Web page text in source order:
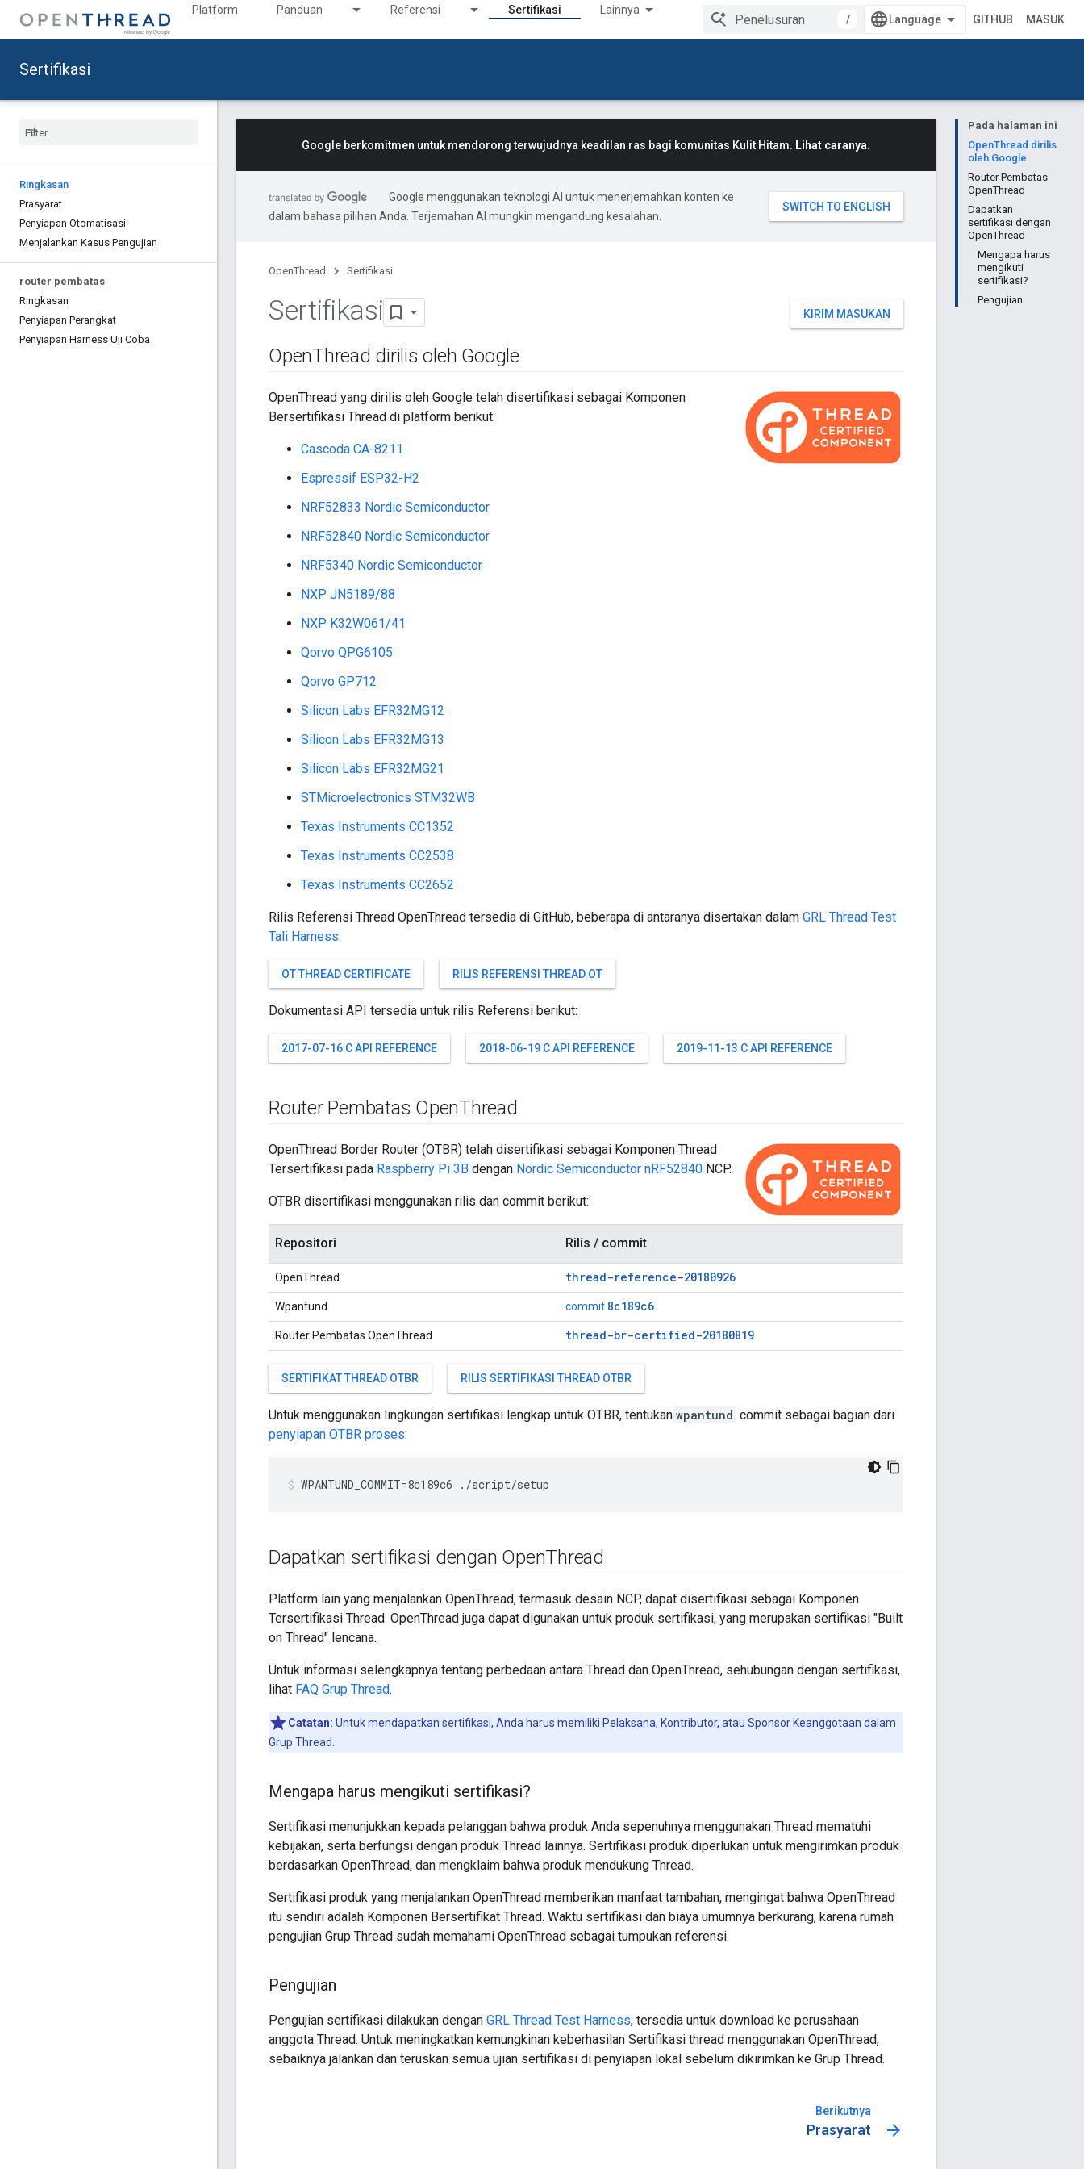
Platform Panduan Referensi Sertifikasi Lainnya
/ GITHUB MASUK
Sertifikasi
Ringkasan
Prasyarat
Penyiapan Otomatisasi
Menjalankan Kasus Pengujian
router pembatas
Ringkasan
Penyiapan Perangkat
Penyiapan Harness Uji Coba
Pada halaman ini
OpenThread dirilis
oleh Google
Router Pembatas
OpenThread
Dapatkan
sertifikasi dengan
OpenThread
Mengapa harus
mengikuti
sertifikasi?
Pengujian
Google berkomitmen untuk mendorong terwujudnya keadilan ras bagi komunitas Kulit Hitam. Lihat caranya.
Google menggunakan teknologi AI untuk menerjemahkan konten ke
dalam bahasa pilihan Anda. Terjemahan AI mungkin mengandung kesalahan.
OpenThread Sertifikasi
KIRIM MASUKAN
Sertifikasi
OpenThread dirilis oleh Google
OpenThread yang dirilis oleh Google telah disertifikasi sebagai Komponen
Bersertifikasi Thread di platform berikut:
Cascoda CA-8211
Espressif ESP32-H2
NRF52833 Nordic Semiconductor
NRF52840 Nordic Semiconductor
NRF5340 Nordic Semiconductor
NXP JN5189/88
NXP K32W061/41
Qorvo QPG6105
Qorvo GP712
Silicon Labs EFR32MG12
Silicon Labs EFR32MG13
Silicon Labs EFR32MG21
STMicroelectronics STM32WB
Texas Instruments CC1352
Texas Instruments CC2538
Texas Instruments CC2652
Rilis Referensi Thread OpenThread tersedia di GitHub, beberapa di antaranya disertakan dalam GRL Thread Test
Tali Harness.
OT THREAD CERTIFICATE RILIS REFERENSI THREAD OT
Dokumentasi API tersedia untuk rilis Referensi berikut:
2017-07-16 C API REFERENCE 2018-06-19 C API REFERENCE 2019-11-13 C API REFERENCE
Router Pembatas OpenThread
OpenThread Border Router (OTBR) telah disertifikasi sebagai Komponen Thread
Tersertifikasi pada Raspberry Pi 3B dengan Nordic Semiconductor nRF52840 NCP.
OTBR disertifikasi menggunakan rilis dan commit berikut:
Repositori Rilis / commit
OpenThread thread-reference-20180926
Wpantund commit 8c189c6
Router Pembatas OpenThread thread-br-certified-20180819
SERTIFIKAT THREAD OTBR RILIS SERTIFIKASI THREAD OTBR
Untuk menggunakan lingkungan sertifikasi lengkap untuk OTBR, tentukan wpantund commit sebagai bagian dari
penyiapan OTBR proses:
WPANTUND_COMMIT=8c189c6 ./script/setup
Dapatkan sertifikasi dengan OpenThread
Platform lain yang menjalankan OpenThread, termasuk desain NCP, dapat disertifikasi sebagai Komponen
Tersertifikasi Thread. OpenThread juga dapat digunakan untuk produk sertifikasi, yang merupakan sertifikasi "Built
on Thread" lencana.
Untuk informasi selengkapnya tentang perbedaan antara Thread dan OpenThread, sehubungan dengan sertifikasi,
lihat FAQ Grup Thread.
Catatan: Untuk mendapatkan sertifikasi, Anda harus memiliki Pelaksana, Kontributor, atau Sponsor Keanggotaan dalam
Grup Thread.
Mengapa harus mengikuti sertifikasi?
Sertifikasi menunjukkan kepada pelanggan bahwa produk Anda sepenuhnya menggunakan Thread mematuhi
kebijakan, serta berfungsi dengan produk Thread lainnya. Sertifikasi produk diperlukan untuk mengirimkan produk
berdasarkan OpenThread, dan mengklaim bahwa produk mendukung Thread.
Sertifikasi produk yang menjalankan OpenThread memberikan manfaat tambahan, mengingat bahwa OpenThread
itu sendiri adalah Komponen Bersertifikat Thread. Waktu sertifikasi dan biaya umumnya berkurang, karena rumah
pengujian Grup Thread sudah memahami OpenThread sebagai tumpukan referensi.
Pengujian
Pengujian sertifikasi dilakukan dengan GRL Thread Test Harness, tersedia untuk download ke perusahaan
anggota Thread. Untuk meningkatkan kemungkinan keberhasilan Sertifikasi thread menggunakan OpenThread,
sebaiknya jalankan dan teruskan semua ujian sertifikasi di penyiapan lokal sebelum dikirimkan ke Grup Thread.
Berikutnya
Prasyarat arrow_forward